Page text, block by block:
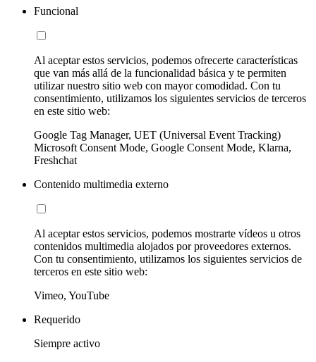
Funcional
Al aceptar estos servicios, podemos ofrecerte características
que van más allá de la funcionalidad básica y te permiten
utilizar nuestro sitio web con mayor comodidad. Con tu
consentimiento, utilizamos los siguientes servicios de terceros
en este sitio web:
Google Tag Manager, UET (Universal Event Tracking)
Microsoft Consent Mode, Google Consent Mode, Klarna,
Freshchat
Contenido multimedia externo
Al aceptar estos servicios, podemos mostrarte vídeos u otros
contenidos multimedia alojados por proveedores externos.
Con tu consentimiento, utilizamos los siguientes servicios de
terceros en este sitio web:
Vimeo, YouTube
Requerido
Siempre activo